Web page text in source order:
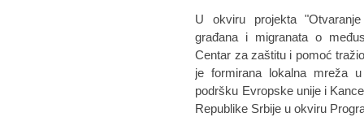
U okviru projekta
građana i migranata o
Centar za zaštitu i pomoć
je formirana lokalna mreža
podršku Evropske unije i
Republike Srbije u okviru